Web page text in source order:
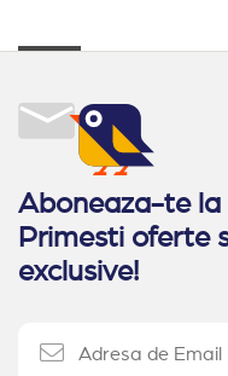
Aboneaza-te la
Primesti oferte
exclusive!